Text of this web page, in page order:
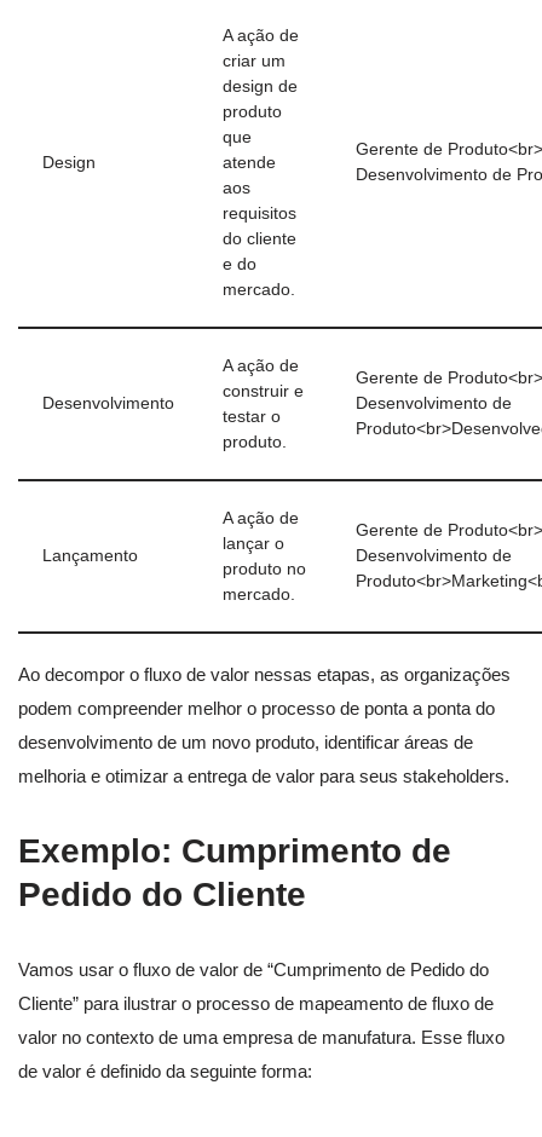
Design
A ação de
criar um
design de
produto
que
atende
aos
requisitos
do cliente
e do
mercado.
Gerente de
Desenvolvimento de
Desenvolvimento
A ação de
construir e
testar o
produto.
Gerente de
Desenvolvimento de
Lançamento
A ação de
lançar o
produto no
mercado.
Gerente de
Desenvolvimento de
Ao decompor o fluxo de valor nessas etapas, as organizações
podem compreender melhor o processo de ponta a ponta do
desenvolvimento de um novo produto, identificar áreas de
melhoria e otimizar a entrega de valor para seus stakeholders.
Exemplo: Cumprimento de
Pedido do Cliente
Vamos usar o fluxo de valor de “Cumprimento de Pedido do
Cliente” para ilustrar o processo de mapeamento de fluxo de
valor no contexto de uma empresa de manufatura. Esse fluxo
de valor é definido da seguinte forma: